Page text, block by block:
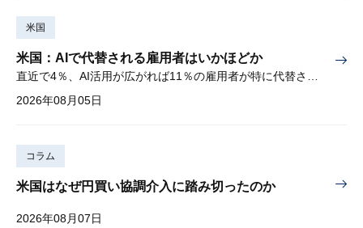
米国
米国：AIで代替される雇用者はいかほどか
直近で4％、AI活用が広がれば11％の雇用者が特に代替されやすい
2026年08月05日
コラム
米国はなぜ円買い協調介入に踏み切ったのか
2026年08月07日